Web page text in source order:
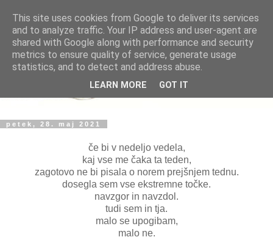
petek, 28. maj 2021
če bi v nedeljo vedela,
kaj vse me čaka ta teden,
zagotovo ne bi pisala o norem prejšnjem tednu.
dosegla sem vse ekstremne točke.
navzgor in navzdol.
tudi sem in tja.
malo se upogibam,
malo ne.
This site uses cookies from Google to deliver its services
and to analyze traffic. Your IP address and user-agent are
shared with Google along with performance and security
metrics to ensure quality of service, generate usage
statistics, and to detect and address abuse.
LEARN MORE GOT IT